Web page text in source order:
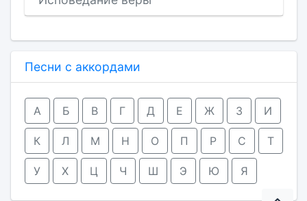
Песни с аккордами
А Б В Г Д Е Ж З И
К Л М Н О П Р С Т
У Х Ц Ч Ш Э Ю Я